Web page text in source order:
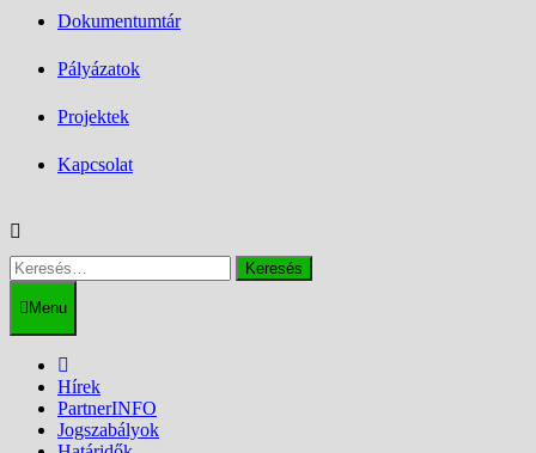
Dokumentumtár
Pályázatok
Projektek
Kapcsolat
Keresés:
Menu
Hírek
PartnerINFO
Jogszabályok